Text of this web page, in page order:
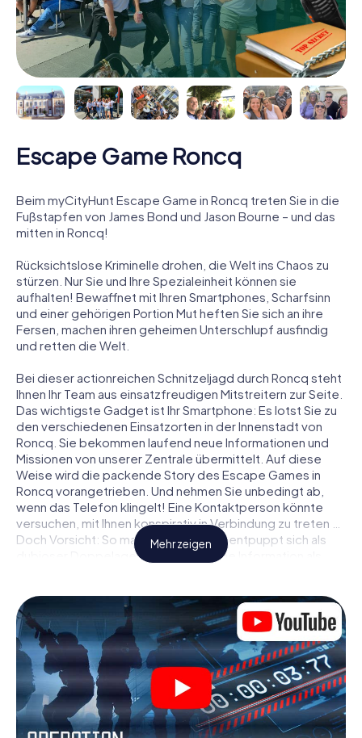
Escape Game Roncq
Beim myCityHunt Escape Game in Roncq treten Sie in die
Fußstapfen von James Bond und Jason Bourne – und das
mitten in Roncq!
Rücksichtslose Kriminelle drohen, die Welt ins Chaos zu
stürzen. Nur Sie und Ihre Spezialeinheit können sie
aufhalten! Bewaffnet mit Ihren Smartphones, Scharfsinn
und einer gehörigen Portion Mut heften Sie sich an ihre
Fersen, machen ihren geheimen Unterschlupf ausfindig
und retten die Welt.
Bei dieser actionreichen Schnitzeljagd durch Roncq steht
Ihnen Ihr Team aus einsatzfreudigen Mitstreitern zur Seite.
Das wichtigste Gadget ist Ihr Smartphone: Es lotst Sie zu
den verschiedenen Einsatzorten in der Innenstadt von
Roncq. Sie bekommen laufend neue Informationen und
Missionen von unserer Zentrale übermittelt. Auf diese
Weise wird die packende Story des Escape Games in
Roncq vorangetrieben. Und nehmen Sie unbedingt ab,
wenn das Telefon klingelt! Eine Kontaktperson könnte
versuchen, mit Ihnen konspirativ in Verbindung zu treten …
Doch Vorsicht: So mancher Informant entpuppt sich als
dubioser Doppelagent und so manche Information als
Sie niemandem!
Anders als in einem klassischen Escape Room in Roncq
sind Sie also nicht in ein Zimmer eingesperrt, aus dem Sie
sich in einem vorgegebenen Zeitfenster befreien
müssen. Diese Smartphone Schnitzeljagd erklärt ganz
Roncq zu Ihrem persönlichen Spielfeld! Die technische
Voraussetzung für Ihr Agentenabenteuer in Roncq: Ein
Smartphone mit Zugang ins mobile Internet. Per Klick
Mehr zeigen